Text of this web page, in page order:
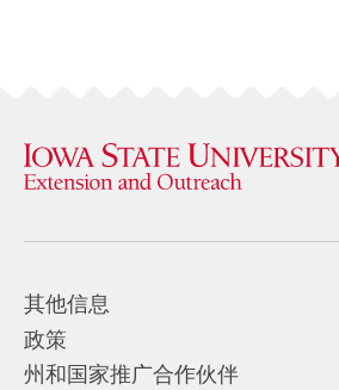
其他信息
政策
州和国家推广合作伙伴